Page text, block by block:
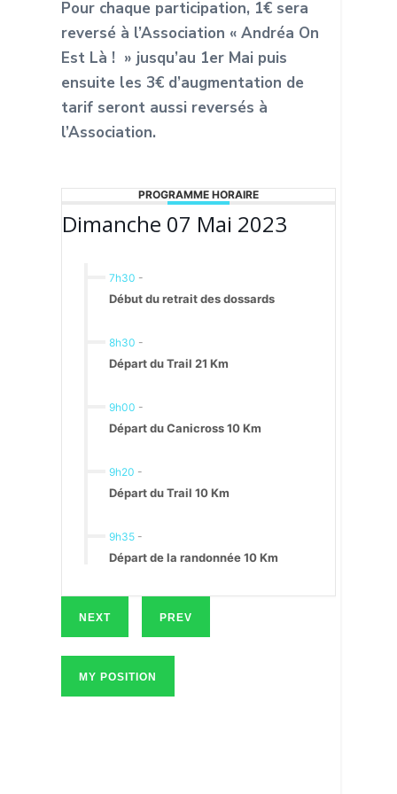
Pour chaque participation, 1€ sera
reversé à l’Association « Andréa On
Est Là ! » jusqu’au 1er Mai puis
ensuite les 3€ d’augmentation de
tarif seront aussi reversés à
l’Association.
PROGRAMME HORAIRE
Dimanche 07 Mai 2023
7h30 -
Début du retrait des dossards
8h30 -
Départ du Trail 21 Km
9h00 -
Départ du Canicross 10 Km
9h20 -
Départ du Trail 10 Km
9h35 -
Départ de la randonnée 10 Km
NEXT PREV
MY POSITION